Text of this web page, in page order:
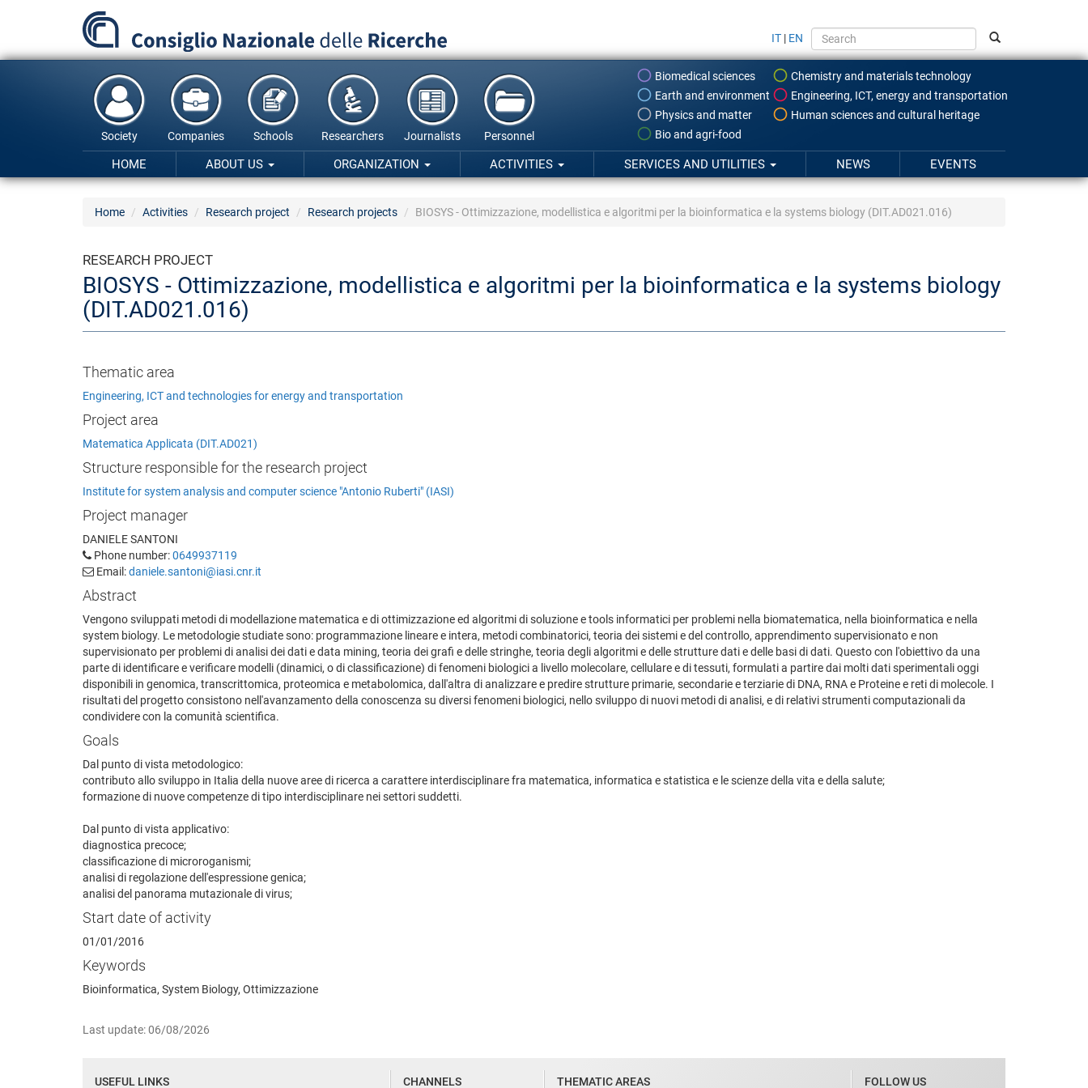
content
IT | EN
Biomedical sciences
Chemistry and materials technology
Earth and environment
Engineering, ICT, energy and transportation
Physics and matter
Human sciences and cultural heritage
Bio and agri-food
Society Companies Schools Researchers Journalists Personnel
HOME ABOUT US ORGANIZATION ACTIVITIES SERVICES AND UTILITIES NEWS EVENTS
Home Activities Research project Research projects BIOSYS - Ottimizzazione, modellistica e algoritmi per la bioinformatica e la systems biology (DIT.AD021.016)
RESEARCH PROJECT
BIOSYS - Ottimizzazione, modellistica e algoritmi per la bioinformatica e la systems biology
(DIT.AD021.016)
Thematic area
Engineering, ICT and technologies for energy and transportation
Project area
Matematica Applicata (DIT.AD021)
Structure responsible for the research project
Institute for system analysis and computer science "Antonio Ruberti" (IASI)
Project manager
DANIELE SANTONI
Phone number:0649937119
Email:daniele.santoni@iasi.cnr.it
Abstract
Vengono sviluppati metodi di modellazione matematica e di ottimizzazione ed algoritmi di soluzione e tools informatici per problemi nella biomatematica, nella bioinformatica e nella
system biology. Le metodologie studiate sono: programmazione lineare e intera, metodi combinatorici, teoria dei sistemi e del controllo, apprendimento supervisionato e non
supervisionato per problemi di analisi dei dati e data mining, teoria dei grafi e delle stringhe, teoria degli algoritmi e delle strutture dati e delle basi di dati. Questo con l'obiettivo da una
parte di identificare e verificare modelli (dinamici, o di classificazione) di fenomeni biologici a livello molecolare, cellulare e di tessuti, formulati a partire dai molti dati sperimentali oggi
disponibili in genomica, transcrittomica, proteomica e metabolomica, dall'altra di analizzare e predire strutture primarie, secondarie e terziarie di DNA, RNA e Proteine e reti di molecole. I
risultati del progetto consistono nell'avanzamento della conoscenza su diversi fenomeni biologici, nello sviluppo di nuovi metodi di analisi, e di relativi strumenti computazionali da
condividere con la comunità scientifica.
Goals
Dal punto di vista metodologico:
contributo allo sviluppo in Italia della nuove aree di ricerca a carattere interdisciplinare fra matematica, informatica e statistica e le scienze della vita e della salute;
formazione di nuove competenze di tipo interdisciplinare nei settori suddetti.
Dal punto di vista applicativo:
diagnostica precoce;
classificazione di microroganismi;
analisi di regolazione dell'espressione genica;
analisi del panorama mutazionale di virus;
Start date of activity
01/01/2016
Keywords
Bioinformatica, System Biology, Ottimizzazione
Last update: 06/08/2026
USEFUL LINKS CHANNELS THEMATIC AREAS FOLLOW US